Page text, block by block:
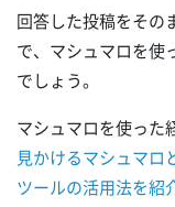
回答した投稿をその
で、マシュマロを使
でしょう。
マシュマロを使った
見かけるマシュマロ
ツールの活用法を紹